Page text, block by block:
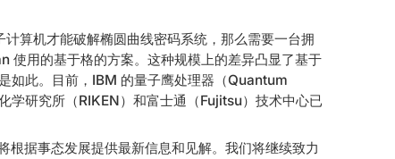
算机才能破解椭圆曲线密码系统，那么需要一台拥
用的基于格的方案。这种规模上的差异凸显了基于
如此。目前，IBM 的量子鹰处理器（Quantum
研究所（RIKEN）和富士通（Fujitsu）技术中心已
据事态发展提供最新信息和见解。我们将继续致力